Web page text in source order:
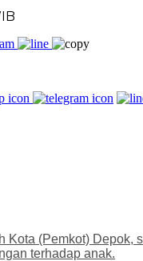
Kota (Pemkot) Depok,
terhadap anak.